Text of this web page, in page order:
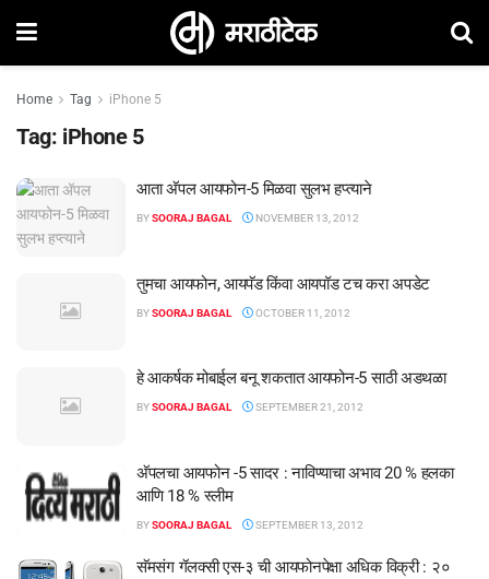
Home Tag iPhone 5
Tag: iPhone 5
आता अ‍ॅपल आयफोन-5 मिळवा सुलभ हप्‍त्‍याने
BYSOORAJ BAGAL NOVEMBER 13, 2012
तुमचा आयफोन, आयपॅड किंवा आयपॉड टच करा अपडेट
BYSOORAJ BAGAL OCTOBER 11, 2012
हे आकर्षक मोबाईल बनू शकतात आयफोन-5 साठी अडथळा
BYSOORAJ BAGAL SEPTEMBER 21, 2012
अ‍ॅपलचा आयफोन -5 सादर : नाविण्याचा अभाव 20 % हलका
आणि 18 % स्लीम
BYSOORAJ BAGAL SEPTEMBER 13, 2012
सॅमसंग गॅलक्सी एस-३ ची आयफोनपेक्षा अधिक विक्री : २०